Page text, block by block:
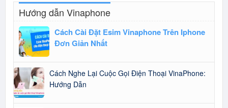
Hướng dẫn Vinaphone
Cách Cài Đặt Esim Vinaphone Trên Iphone
Đơn Giản Nhất
Cách Nghe Lại Cuộc Gọi Điện Thoại VinaPhone:
Hướng Dẫn